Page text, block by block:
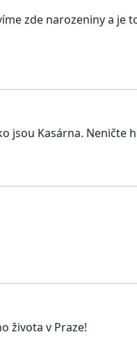
zde narozeniny a
Kasárna. Neničte
života v Praze!